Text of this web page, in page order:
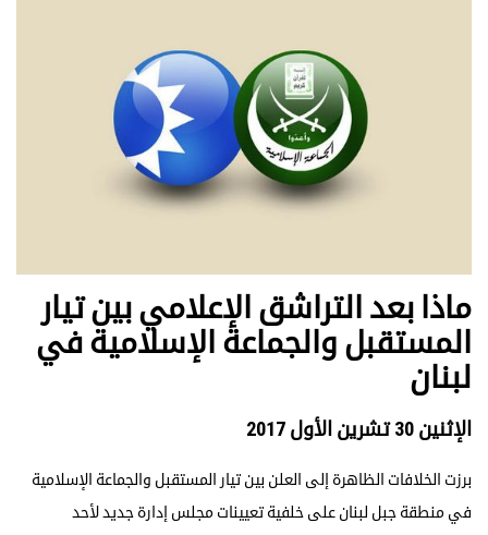
ماذا بعد التراشق الإعلامي بين تيار
المستقبل والجماعة الإسلامية في
لبنان
الإثنين 30 تشرين الأول 2017
برزت الخلافات الظاهرة إلى العلن بين تيار المستقبل والجماعة الإسلامية
في منطقة جبل لبنان على خلفية تعيينات مجلس إدارة جديد لأحد